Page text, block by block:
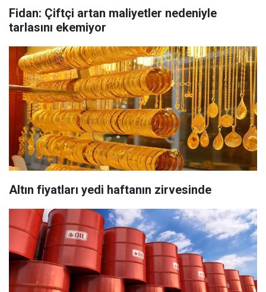
Fidan: Çiftçi artan maliyetler nedeniyle
tarlasını ekemiyor
Altın fiyatları yedi haftanın zirvesinde